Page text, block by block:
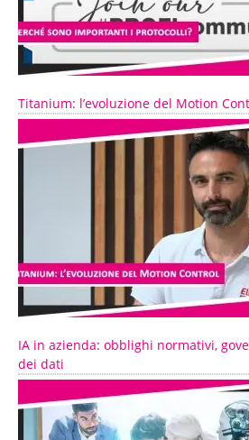
Titanium: l’evoluzione del Motion
IA in azienda: obblighi normativi,
dei dati